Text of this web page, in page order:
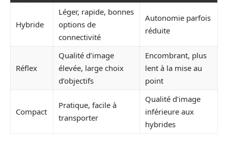
Hybride
Léger, rapide, bonnes
options de
connectivité
Autonomie parfois
réduite
Réflex
Qualité d’image
élevée, large choix
d’objectifs
Encombrant, plus
lent à la mise au
point
Compact
Pratique, facile à
transporter
Qualité d’image
inférieure aux
hybrides